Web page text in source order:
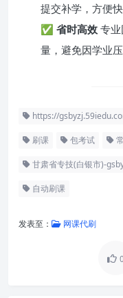
提交补学，方便
✅ 省时高效 专
量，避免因学业
https://
刷课 包考试
甘肃省专技(白银市)-
自动刷课
发表至： 网课代刷